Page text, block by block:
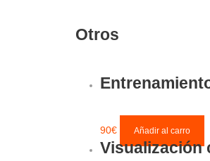
Otros
90€ Añadir al carro
Visualización